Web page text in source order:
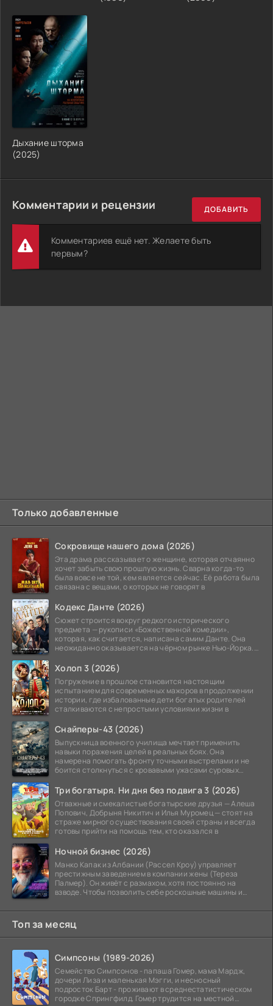
Дыхание шторма
(2025)
Комментарии и рецензии ДОБАВИТЬ
Комментариев ещё нет. Желаете быть
первым?
Только добавленные
Сокровище нашего дома (2026)
Эта драма рассказывает о женщине, которая отчаянно
хочет забыть свою прошлую жизнь. Сварна когда-то
была вовсе не той, кем является сейчас. Её работа была
связана с вещами, о которых не говорят в
Кодекс Данте (2026)
Сюжет строится вокруг редкого исторического
предмета — рукописи «Божественной комедии»,
которая, как считается, написана самим Данте. Она
неожиданно оказывается на чёрном рынке Нью-Йорка.
Холоп 3 (2026)
Погружение в прошлое становится настоящим
испытанием для современных мажоров в продолжении
истории, где избалованные дети богатых родителей
сталкиваются с непростыми условиями жизни в
Снайперы-43 (2026)
Выпускница военного училища мечтает применить
навыки поражения целей в реальных боях. Она
намерена помогать фронту точными выстрелами и не
боится столкнуться с кровавыми ужасами суровых
Три богатыря. Ни дня без подвига 3 (2026)
Отважные и смекалистые богатырские друзья — Алеша
Попович, Добрыня Никитич и Илья Муромец — стоят на
страже мирного существования своей страны и всегда
готовы прийти на помощь тем, кто оказался в
Ночной бизнес (2026)
Манко Капак из Албании (Рассел Кроу) управляет
престижным заведением в компании жены (Тереза
Палмер). Он живёт с размахом, хотя постоянно на
взводе. Чтобы позволить себе роскошные машины и
Топ за месяц
Симпсоны (1989-2026)
Семейство Симпсонов - папаша Гомер, мама Мардж,
дочери Лиза и маленькая Мэгги, и несносный
подросток Барт - проживают в среднестатистическом
городке Спрингфилд. Гомер трудится на местной